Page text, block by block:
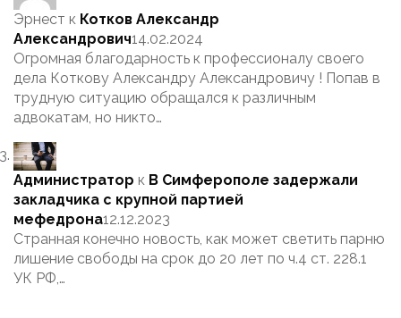
Эрнест к Котков Александр
Александрович14.02.2024
Огромная благодарность к профессионалу своего
дела Коткову Александру Александровичу ! Попав в
трудную ситуацию обращался к различным
адвокатам, но никто…
Администратор к В Симферополе задержали
закладчика с крупной партией
мефедрона12.12.2023
Странная конечно новость, как может светить парню
лишение свободы на срок до 20 лет по ч.4 ст. 228.1
УК РФ,…